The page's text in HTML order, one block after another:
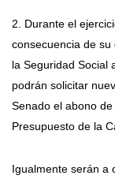
2. Durante el
consecuencia de
la Seguridad Social
podrán solicitar
Senado el abono
Presupuesto de la
Igualmente serán a